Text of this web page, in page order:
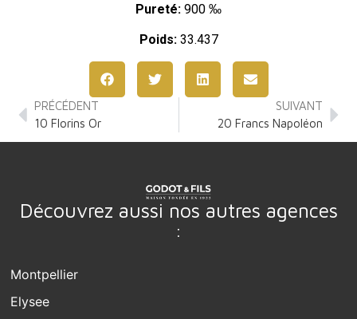
Pureté: 900 ‰
Poids:33.437
PRÉCÉDENT
10 Florins Or
SUIVANT
20 Francs Napoléon
Découvrez aussi nos autres agences
:
Montpellier
Elysee